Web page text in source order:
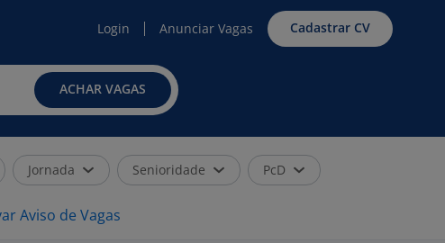
Login Anunciar Vagas Cadastrar CV
ACHAR VAGAS
Jornada Senioridade PcD
Aviso de Vagas